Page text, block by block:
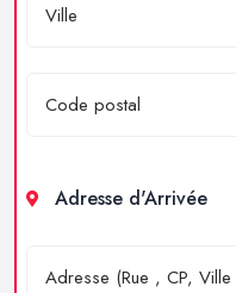
Adresse d'Arrivée